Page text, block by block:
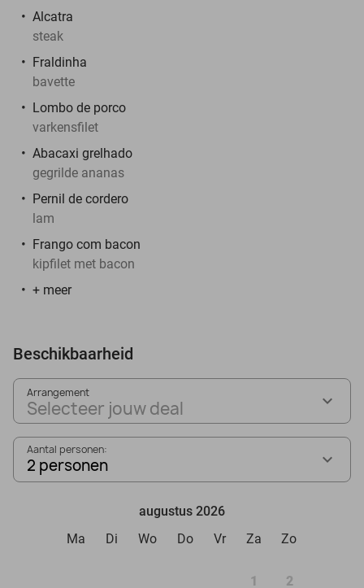
Alcatra
steak
Fraldinha
bavette
Lombo de porco
varkensfilet
Abacaxi grelhado
gegrilde ananas
Pernil de cordero
lam
Frango com bacon
kipfilet met bacon
+ meer
Beschikbaarheid
Arrangement
Selecteer jouw deal
Aantal personen:
2 personen
augustus 2026
Ma
Di Wo Do Vr Za Zo
1 2